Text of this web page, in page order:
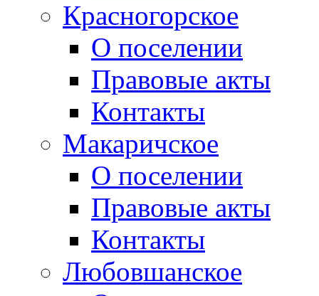
Красногорское
О поселении
Правовые акты
Контакты
Макаричское
О поселении
Правовые акты
Контакты
Любовшанское